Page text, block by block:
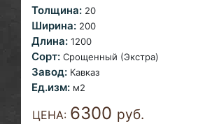
Толщина: 20
Ширина: 200
Длина: 1200
Сорт: Срощенный (Экстра)
Завод: Кавказ
Ед.изм: м2
ЦЕНА: 6300 руб.